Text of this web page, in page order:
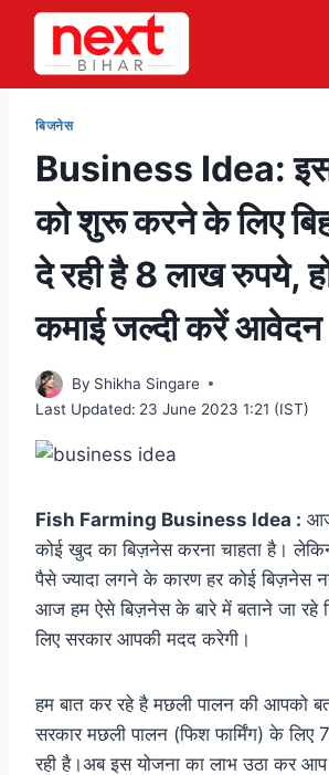
Skip
content
बिजनेस
Business Idea:
को शुरू करने के लिए
दे रही है 8 लाख रुपये,
कमाई जल्दी करें आवेदन
By Shikha Singare
Last Updated: 23 June 2023 1:21 (IST)
Fish Farming Business Idea :
कोई खुद का बिज़नेस करना चाहता है।
पैसे ज्यादा लगने के कारण हर कोई बिज़नेस
आज हम ऐसे बिज़नेस के बारे में बताने जा
लिए सरकार आपकी मदद करेगी।
हम बात कर रहे है मछली पालन की आपको
सरकार मछली पालन (फिश फार्मिंग) के लिए
रही है।अब इस योजना का लाभ उठा कर